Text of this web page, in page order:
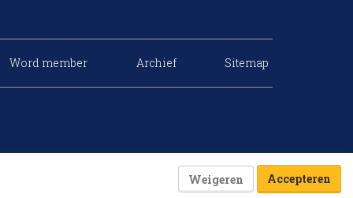
Word member Archief Sitemap
Weigeren Accepteren